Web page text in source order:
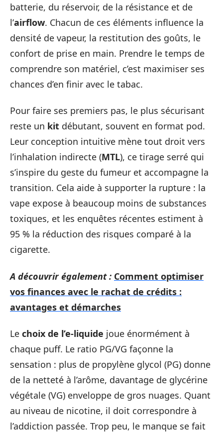
batterie, du réservoir, de la résistance et de
l’airflow. Chacun de ces éléments influence la
densité de vapeur, la restitution des goûts, le
confort de prise en main. Prendre le temps de
comprendre son matériel, c’est maximiser ses
chances d’en finir avec le tabac.
Pour faire ses premiers pas, le plus sécurisant
reste un kit débutant, souvent en format pod.
Leur conception intuitive mène tout droit vers
l’inhalation indirecte (MTL), ce tirage serré qui
s’inspire du geste du fumeur et accompagne la
transition. Cela aide à supporter la rupture : la
vape expose à beaucoup moins de substances
toxiques, et les enquêtes récentes estiment à
95 % la réduction des risques comparé à la
cigarette.
A découvrir également : Comment optimiser
vos finances avec le rachat de crédits :
avantages et démarches
Le choix de l’e-liquide joue énormément à
chaque puff. Le ratio PG/VG façonne la
sensation : plus de propylène glycol (PG) donne
de la netteté à l’arôme, davantage de glycérine
végétale (VG) enveloppe de gros nuages. Quant
au niveau de nicotine, il doit correspondre à
l’addiction passée. Trop peu, le manque se fait